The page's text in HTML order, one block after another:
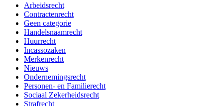
Arbeidsrecht
Contractenrecht
Geen categorie
Handelsnaamrecht
Huurrecht
Incassozaken
Merkenrecht
Nieuws
Ondernemingsrecht
Personen- en Familierecht
Sociaal Zekerheidsrecht
Strafrecht